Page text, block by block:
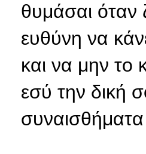
θυμάσαι όταν
ευθύνη να
και να μην το
εσύ την δική
συναισθήματα